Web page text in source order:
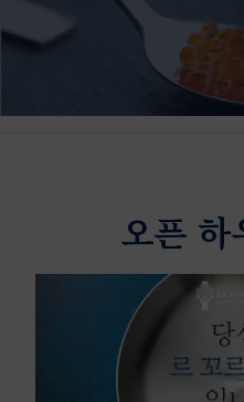
오픈 하